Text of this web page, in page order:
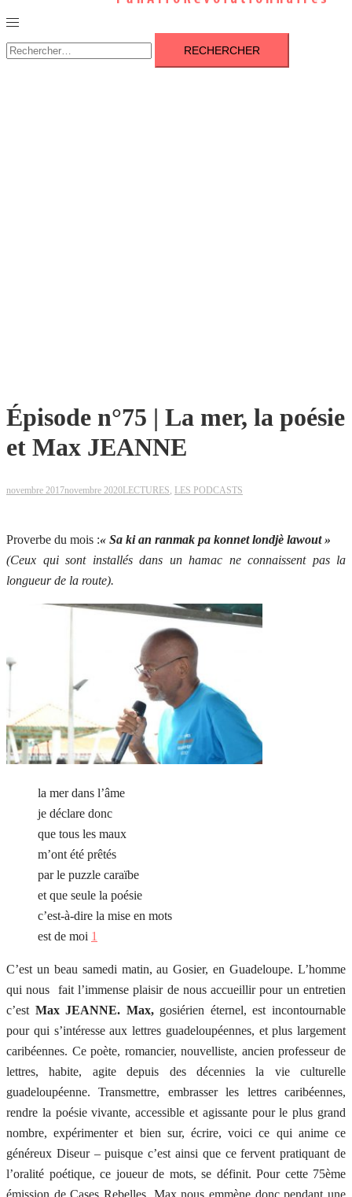
Ouvrir/fermer
le
menu
Rechercher :
Épisode n°75 | La mer, la poésie
et Max JEANNE
novembre 2017novembre 2020 LECTURES, LES PODCASTS
Proverbe du mois :« Sa ki an ranmak pa konnet londjè lawout »
(Ceux qui sont installés dans un hamac ne connaissent pas la
longueur de la route).
la mer dans l’âme
je déclare donc
que tous les maux
m’ont été prêtés
par le puzzle caraïbe
et que seule la poésie
c’est-à-dire la mise en mots
est de moi 1
C’est un beau samedi matin, au Gosier, en Guadeloupe. L’homme
qui nous fait l’immense plaisir de nous accueillir pour un entretien
c’est Max JEANNE. Max, gosiérien éternel, est incontournable
pour qui s’intéresse aux lettres guadeloupéennes, et plus largement
caribéennes. Ce poète, romancier, nouvelliste, ancien professeur de
lettres, habite, agite depuis des décennies la vie culturelle
guadeloupéenne. Transmettre, embrasser les lettres caribéennes,
rendre la poésie vivante, accessible et agissante pour le plus grand
nombre, expérimenter et bien sur, écrire, voici ce qui anime ce
généreux Diseur – puisque c’est ainsi que ce fervent pratiquant de
l’oralité poétique, ce joueur de mots, se définit. Pour cette 75ème
émission de Cases Rebelles, Max nous emmène donc pendant une